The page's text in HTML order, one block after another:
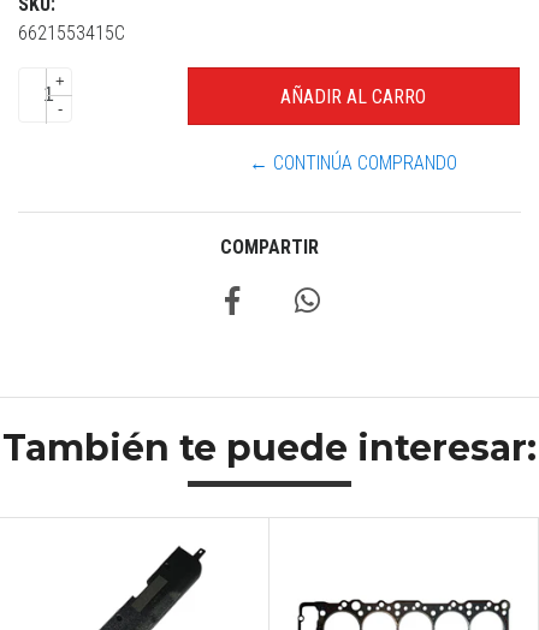
6621553415C
+
-
← CONTINÚA COMPRANDO
COMPARTIR
También te puede interesar: